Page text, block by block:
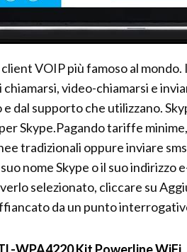
VOIP più famoso al
video-chiamarsi e
dal supporto che utilizzano.
Skype.Pagando tariffe
tradizionali oppure inviare
nome Skype o il suo indirizzo
selezionato, cliccare su
da un punto